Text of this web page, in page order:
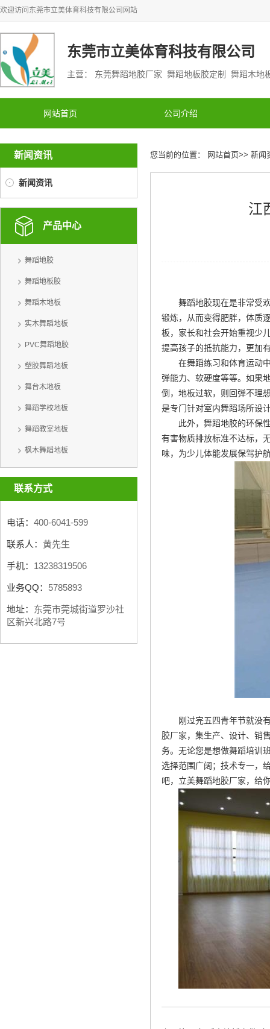
欢迎访问 东莞市立美体育科技有限公司 网站
东莞市立美体育科技有限公司
主营： 东莞舞蹈地胶厂家 舞蹈地板胶定制 舞蹈木
网站首页 公司介绍
新闻资讯
新闻资讯
产品中心
舞蹈地胶
舞蹈地板胶
舞蹈木地板
实木舞蹈地板
PVC舞蹈地胶
塑胶舞蹈地板
舞台木地板
舞蹈学校地板
舞蹈教室地板
枫木舞蹈地板
联系方式
电话： 400-6041-599
联系人： 黄先生
手机： 13238319506
业务QQ： 5785893
地址： 东莞市莞城街道罗沙社
区新兴北路7号
您当前的位置： 网站首页>> 新闻
江
舞蹈地胶现在是非常受
锻炼，从而变得肥胖，体质
板，家长和社会开始重视少
提高孩子的抵抗能力，更加
在舞蹈练习和体育运动
弹能力、软硬度等等。如果
倒，地板过软，则回弹不理
是专门针对室内舞蹈场所设
此外，舞蹈地胶的环保
有害物质排放标准不达标，
味，为少儿体能发展保驾护
刚过完五四青年节就没
胶厂家，集生产、设计、销
务。无论您是想做舞蹈培训
选择范围广阔；技术专一，
吧，立美舞蹈地胶厂家，给